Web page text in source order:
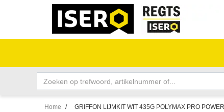
Home / GRIFFON LIJMKIT WIT 435G POLYMAX PRO